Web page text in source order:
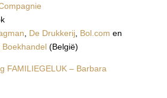
De Drukkerij Bol.com en
Boekhandel (België)
FAMILIEGELUK – Barbara